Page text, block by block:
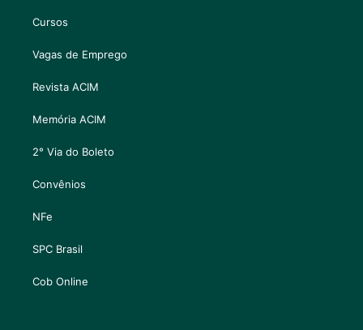
Cursos
Vagas de Emprego
Revista ACIM
Memória ACIM
2° Via do Boleto
Convênios
NFe
SPC Brasil
Cob Online